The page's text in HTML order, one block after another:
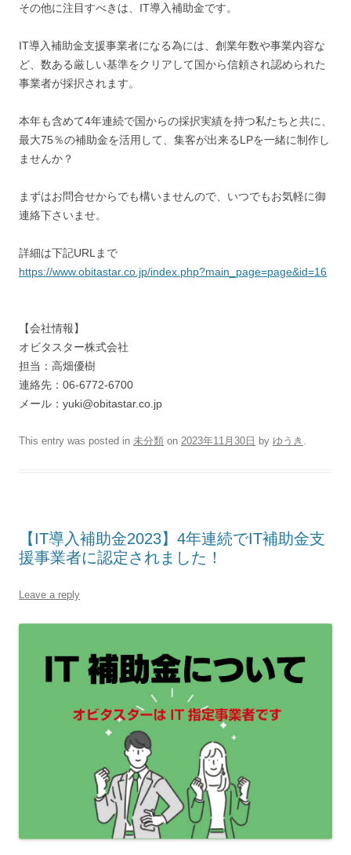
その他に注目すべきは、IT導入補助金です。
IT導入補助金支援事業者になる為には、創業年数や事業内容な
ど、数ある厳しい基準をクリアして国から信頼され認められた
事業者が採択されます。
本年も含めて4年連続で国からの採択実績を持つ私たちと共に、
最大75％の補助金を活用して、集客が出来るLPを一緒に制作し
ませんか？
まずはお問合せからでも構いませんので、いつでもお気軽に御
連絡下さいませ。
詳細は下記URLまで
https://www.obitastar.co.jp/index.php?main_page=page&id=16
【会社情報】
オビタスター株式会社
担当：高畑優樹
連絡先：06-6772-6700
メール：yuki@obitastar.co.jp
This entry was posted in 未分類 on 2023年11月30日 by ゆうき
【IT導入補助金2023】4年連続でIT補助金支
援事業者に認定されました！
Leave a reply